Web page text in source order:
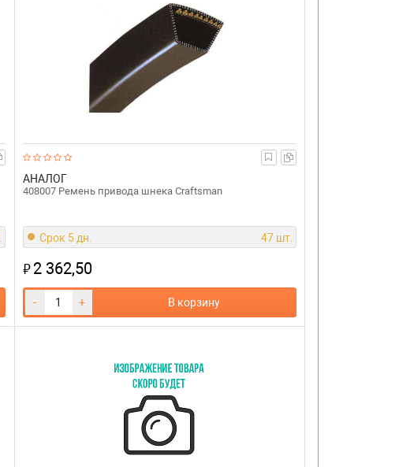
АНАЛОГ
408007 Ремень привода шнека Craftsman
Срок 5 дн. 47 шт.
₽2 362,50
- + В корзину